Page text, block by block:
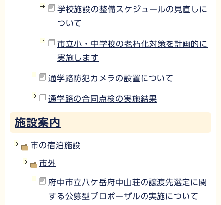
学校施設の整備スケジュールの見直しに
ついて
市立小・中学校の老朽化対策を計画的に
実施します
通学路防犯カメラの設置について
通学路の合同点検の実施結果
施設案内
市の宿泊施設
市外
府中市立八ケ岳府中山荘の譲渡先選定に関
する公募型プロポーザルの実施について